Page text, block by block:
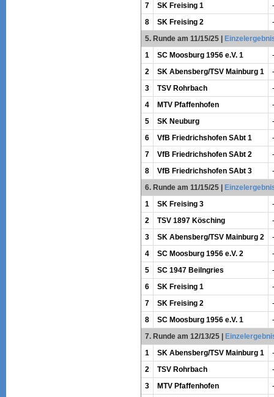
7
SK Freising 1
-
8
SK Freising 2
-
5. Runde am 11/15/25|
1
SC Moosburg 1956 e.V. 1
-
2
SK Abensberg/TSV Mainburg 1
-
3
TSV Rohrbach
-
4
MTV Pfaffenhofen
-
5
SK Neuburg
-
6
VfB Friedrichshofen SAbt 1
-
7
VfB Friedrichshofen SAbt 2
-
8
VfB Friedrichshofen SAbt 3
-
6. Runde am 11/15/25|
1
SK Freising 3
-
2
TSV 1897 Kösching
-
3
SK Abensberg/TSV Mainburg 2
-
4
SC Moosburg 1956 e.V. 2
-
5
SC 1947 Beilngries
-
6
SK Freising 1
-
7
SK Freising 2
-
8
SC Moosburg 1956 e.V. 1
-
7. Runde am 12/13/25|
1
SK Abensberg/TSV Mainburg 1
-
2
TSV Rohrbach
-
3
MTV Pfaffenhofen
-